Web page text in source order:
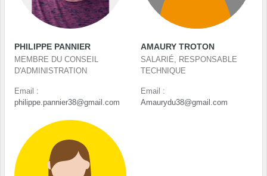
PHILIPPE PANNIER
MEMBRE DU CONSEIL
D'ADMINISTRATION
Email :
philippe.pannier38@gmail.com
AMAURY TROTON
SALARIÉ, RESPONSABLE
TECHNIQUE
Email :
Amaurydu38@gmail.com